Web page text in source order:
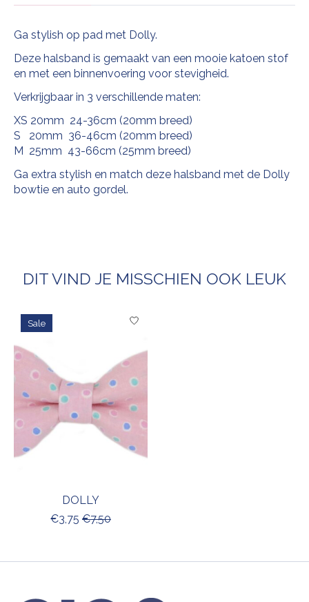
Ga stylish op pad met Dolly.
Deze halsband is gemaakt van een mooie katoen stof
en met een binnenvoering voor stevigheid.
Verkrijgbaar in 3 verschillende maten:
XS 20mm 24-36cm (20mm breed)
S 20mm 36-46cm (20mm breed)
M 25mm 43-66cm (25mm breed)
Ga extra stylish en match deze halsband met de Dolly
bowtie en auto gordel.
DIT VIND JE MISSCHIEN OOK LEUK
Items van productcarrousel
Sale
DOLLY
€3,75 €7,50